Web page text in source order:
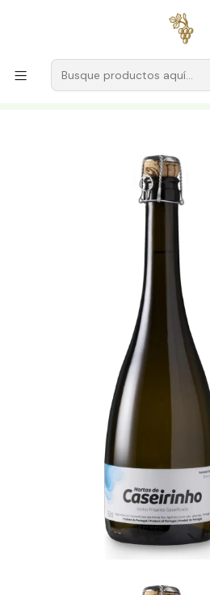
para pedidos
Productores
Vino Verde
House of Vegetable Gardens (Baião)
Casa das Hortas Hortas do
Wine 75cl